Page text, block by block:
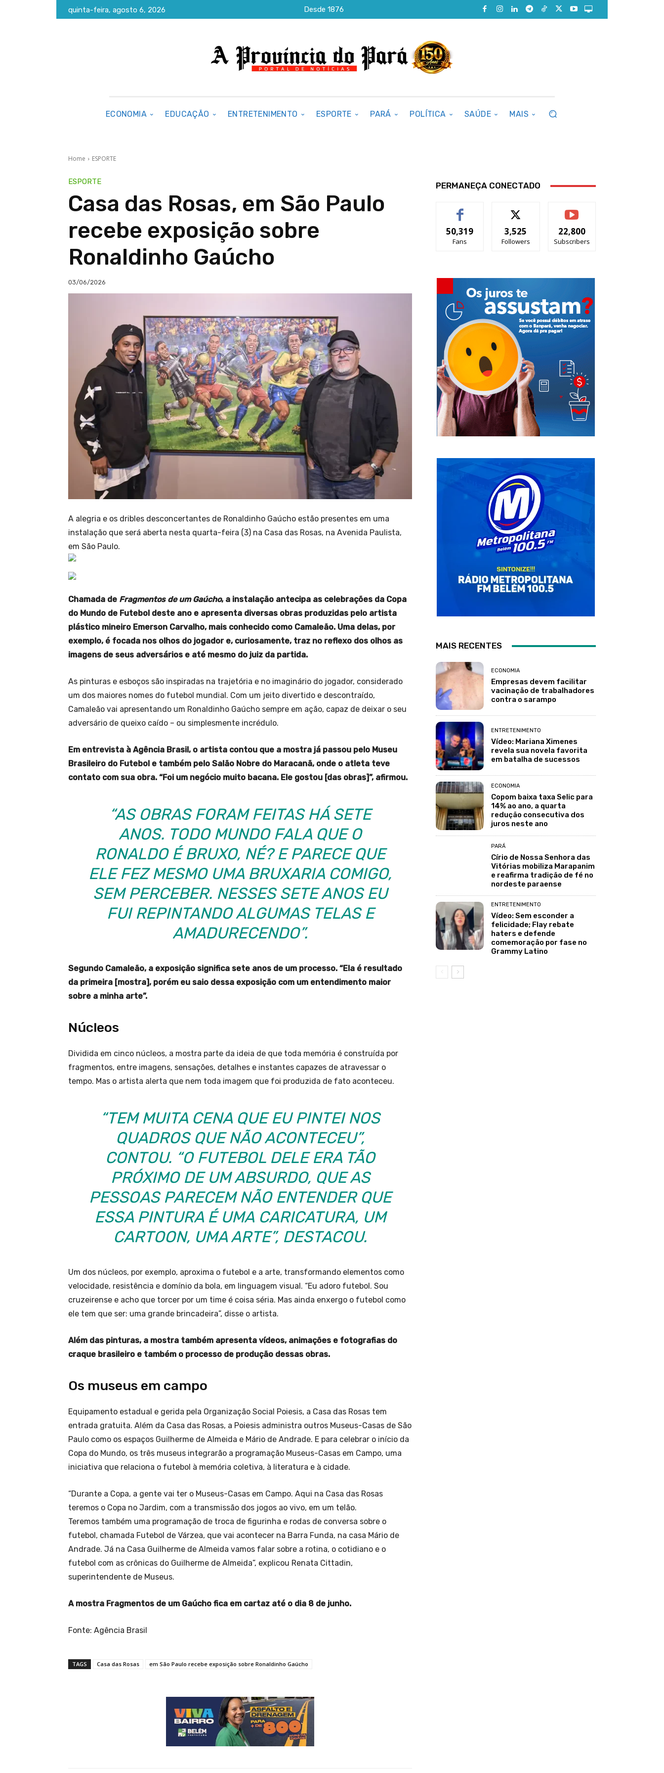
quinta-feira, agosto 6, 2026 Desde 1876
ECONOMIA EDUCAÇÃO ENTRETENIMENTO ESPORTE PARÁ POLÍTICA SAÚDE MAIS
Home ESPORTE
ESPORTE
Casa das Rosas, em São Paulo
recebe exposição sobre
Ronaldinho Gaúcho
03/06/2026
A alegria e os dribles desconcertantes de Ronaldinho Gaúcho estão presentes em uma
instalação que será aberta nesta quarta-feira (3) na Casa das Rosas, na Avenida Paulista,
em São Paulo.
Chamada de Fragmentos de um Gaúcho, a instalação antecipa as celebrações da Copa
do Mundo de Futebol deste ano e apresenta diversas obras produzidas pelo artista
plástico mineiro Emerson Carvalho, mais conhecido como Camaleão. Uma delas, por
exemplo, é focada nos olhos do jogador e, curiosamente, traz no reflexo dos olhos as
imagens de seus adversários e até mesmo do juiz da partida.
As pinturas e esboços são inspiradas na trajetória e no imaginário do jogador, considerado
um dos maiores nomes do futebol mundial. Com um jeito divertido e descontraído,
Camaleão vai apresentando um Ronaldinho Gaúcho sempre em ação, capaz de deixar o seu
adversário de queixo caído – ou simplesmente incrédulo.
Em entrevista à Agência Brasil, o artista contou que a mostra já passou pelo Museu
Brasileiro do Futebol e também pelo Salão Nobre do Maracanã, onde o atleta teve
contato com sua obra. “Foi um negócio muito bacana. Ele gostou [das obras]”, afirmou.
“AS OBRAS FORAM FEITAS HÁ SETE
ANOS. TODO MUNDO FALA QUE O
RONALDO É BRUXO, NÉ? E PARECE QUE
ELE FEZ MESMO UMA BRUXARIA COMIGO,
SEM PERCEBER. NESSES SETE ANOS EU
FUI REPINTANDO ALGUMAS TELAS E
AMADURECENDO”.
Segundo Camaleão, a exposição significa sete anos de um processo. “Ela é resultado
da primeira [mostra], porém eu saio dessa exposição com um entendimento maior
sobre a minha arte”.
Núcleos
Dividida em cinco núcleos, a mostra parte da ideia de que toda memória é construída por
fragmentos, entre imagens, sensações, detalhes e instantes capazes de atravessar o
tempo. Mas o artista alerta que nem toda imagem que foi produzida de fato aconteceu.
“TEM MUITA CENA QUE EU PINTEI NOS
QUADROS QUE NÃO ACONTECEU”,
CONTOU. “O FUTEBOL DELE ERA TÃO
PRÓXIMO DE UM ABSURDO, QUE AS
PESSOAS PARECEM NÃO ENTENDER QUE
ESSA PINTURA É UMA CARICATURA, UM
CARTOON, UMA ARTE”, DESTACOU.
Um dos núcleos, por exemplo, aproxima o futebol e a arte, transformando elementos como
velocidade, resistência e domínio da bola, em linguagem visual. “Eu adoro futebol. Sou
cruzeirense e acho que torcer por um time é coisa séria. Mas ainda enxergo o futebol como
ele tem que ser: uma grande brincadeira”, disse o artista.
Além das pinturas, a mostra também apresenta vídeos, animações e fotografias do
craque brasileiro e também o processo de produção dessas obras.
Os museus em campo
Equipamento estadual e gerida pela Organização Social Poiesis, a Casa das Rosas tem
entrada gratuita. Além da Casa das Rosas, a Poiesis administra outros Museus-Casas de São
Paulo como os espaços Guilherme de Almeida e Mário de Andrade. E para celebrar o início da
Copa do Mundo, os três museus integrarão a programação Museus-Casas em Campo, uma
iniciativa que relaciona o futebol à memória coletiva, à literatura e à cidade.
“Durante a Copa, a gente vai ter o Museus-Casas em Campo. Aqui na Casa das Rosas
teremos o Copa no Jardim, com a transmissão dos jogos ao vivo, em um telão.
Teremos também uma programação de troca de figurinha e rodas de conversa sobre o
futebol, chamada Futebol de Várzea, que vai acontecer na Barra Funda, na casa Mário de
Andrade. Já na Casa Guilherme de Almeida vamos falar sobre a rotina, o cotidiano e o
futebol com as crônicas do Guilherme de Almeida”, explicou Renata Cittadin,
superintendente de Museus.
A mostra Fragmentos de um Gaúcho fica em cartaz até o dia 8 de junho.
Fonte: Agência Brasil
TAGS Casa das Rosas em São Paulo recebe exposição sobre Ronaldinho Gaúcho
PERMANEÇA CONECTADO
50,319
Fans
3,525
Followers
22,800
Subscribers
MAIS RECENTES
ECONOMIA
Empresas devem facilitar
vacinação de trabalhadores
contra o sarampo
ENTRETENIMENTO
Vídeo: Mariana Ximenes
revela sua novela favorita
em batalha de sucessos
ECONOMIA
Copom baixa taxa Selic para
14% ao ano, a quarta
redução consecutiva dos
juros neste ano
PARÁ
Círio de Nossa Senhora das
Vitórias mobiliza Marapanim
e reafirma tradição de fé no
nordeste paraense
ENTRETENIMENTO
Vídeo: Sem esconder a
felicidade; Flay rebate
haters e defende
comemoração por fase no
Grammy Latino